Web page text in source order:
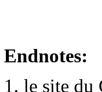
Endnotes:
le site du